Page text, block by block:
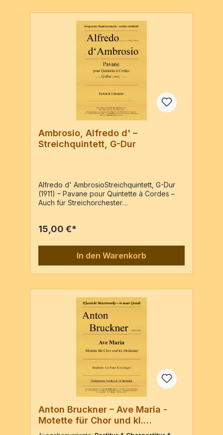
Ambrosio, Alfredo d' –
Streichquintett, G-Dur
Alfredo d' AmbrosioStreichquintett, G-Dur
(1911) – Pavane pour Quintette à Cordes –
Auch für Streichorchester
(P.Nr. 1084) Hrsg: Klaus Locher2 Vl, Va, Vc,
15,00 €*
In den Warenkorb
Anton Bruckner – Ave Maria -
Motette für Chor und kl.
Orchester